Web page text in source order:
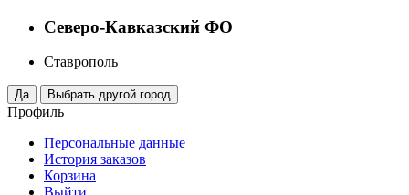
Северо-Кавказский ФО
Ставрополь
Профиль
Персональные данные
История заказов
Корзина